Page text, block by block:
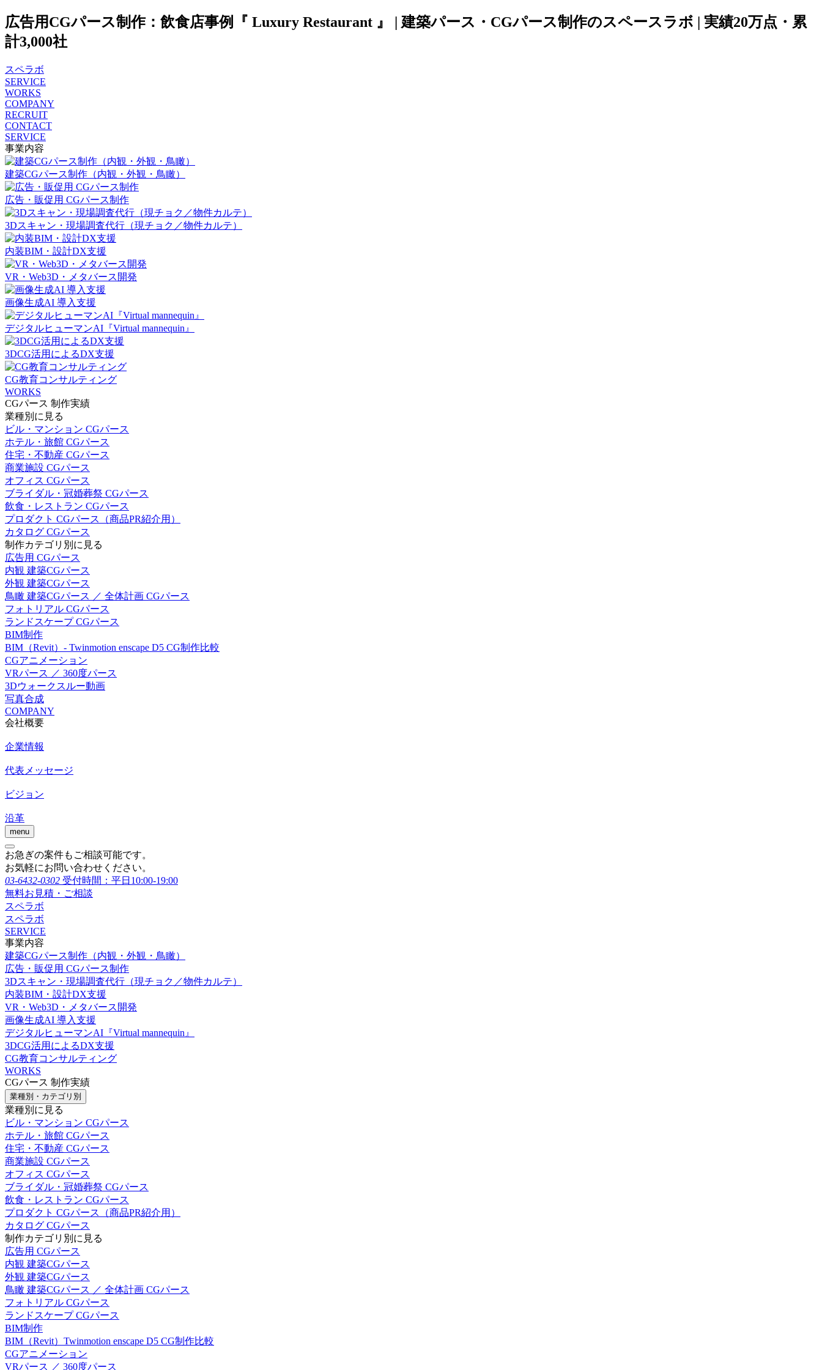
広告用CGパース制作：飲食店事例『 Luxury Restaurant 』 | 建築パース・CGパース制作のスペースラボ | 実績20万点・累
計3,000社
スペラボ
SERVICE
WORKS
COMPANY
RECRUIT
CONTACT
SERVICE
事業内容
建築CGパース制作（内観・外観・鳥瞰）
広告・販促用 CGパース制作
3Dスキャン・現場調査代行（現チョク／物件カルテ）
内装BIM・設計DX支援
VR・Web3D・メタバース開発
画像生成AI 導入支援
デジタルヒューマンAI『Virtual mannequin』
3DCG活用によるDX支援
CG教育コンサルティング
WORKS
CGパース 制作実績
業種別に見る
ビル・マンション CGパース
ホテル・旅館 CGパース
住宅・不動産 CGパース
商業施設 CGパース
オフィス CGパース
ブライダル・冠婚葬祭 CGパース
飲食・レストラン CGパース
プロダクト CGパース（商品PR紹介用）
カタログ CGパース
制作カテゴリ別に見る
広告用 CGパース
内観 建築CGパース
外観 建築CGパース
鳥瞰 建築CGパース ／ 全体計画 CGパース
フォトリアル CGパース
ランドスケープ CGパース
BIM制作
BIM（Revit）- Twinmotion enscape D5 CG制作比較
CGアニメーション
VRパース ／ 360度パース
3Dウォークスルー動画
写真合成
COMPANY
会社概要
企業情報
代表メッセージ
ビジョン
沿革
menu
お急ぎの案件もご相談可能です。
お気軽にお問い合わせください。
03-6432-0302 受付時間：平日10:00-19:00
無料お見積・ご相談
スペラボ
スペラボ
SERVICE
事業内容
建築CGパース制作（内観・外観・鳥瞰）
広告・販促用 CGパース制作
3Dスキャン・現場調査代行（現チョク／物件カルテ）
内装BIM・設計DX支援
VR・Web3D・メタバース開発
画像生成AI 導入支援
デジタルヒューマンAI『Virtual mannequin』
3DCG活用によるDX支援
CG教育コンサルティング
WORKS
CGパース 制作実績
業種別・カテゴリ別
業種別に見る
ビル・マンション CGパース
ホテル・旅館 CGパース
住宅・不動産 CGパース
商業施設 CGパース
オフィス CGパース
ブライダル・冠婚葬祭 CGパース
飲食・レストラン CGパース
プロダクト CGパース（商品PR紹介用）
カタログ CGパース
制作カテゴリ別に見る
広告用 CGパース
内観 建築CGパース
外観 建築CGパース
鳥瞰 建築CGパース ／ 全体計画 CGパース
フォトリアル CGパース
ランドスケープ CGパース
BIM制作
BIM（Revit）Twinmotion enscape D5 CG制作比較
CGアニメーション
VRパース ／ 360度パース